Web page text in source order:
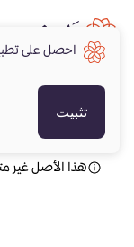
هذا الأصل غير
احصل على
تثبيت